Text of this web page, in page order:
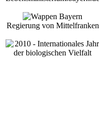
Regierung von Mittelfranken